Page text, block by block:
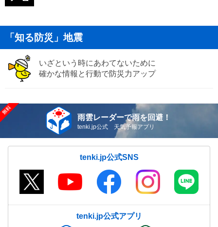
「知る防災」地震
いざという時にあわてないために
確かな情報と行動で防災力アップ
雨雲レーダーで雨を回避！
tenki.jp公式 天気予報アプリ
tenki.jp公式SNS
tenki.jp公式アプリ